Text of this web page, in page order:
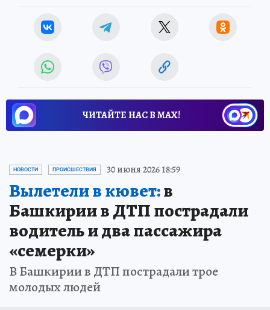
ЧИТАЙТЕ НАС В МАХ!
НОВОСТИ ПРОИСШЕСТВИЯ 30 июня 2026 18:59
Вылетели в кювет:в
Башкирии в ДТП пострадали
водитель и два пассажира
«семерки»
В Башкирии в ДТП пострадали трое
молодых людей